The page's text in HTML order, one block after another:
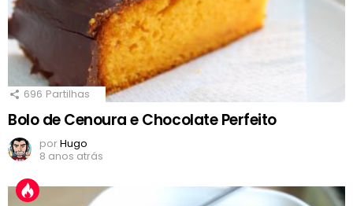
696 Partilhas
Bolo de Cenoura e Chocolate Perfeito
porHugo
8 anos atrás